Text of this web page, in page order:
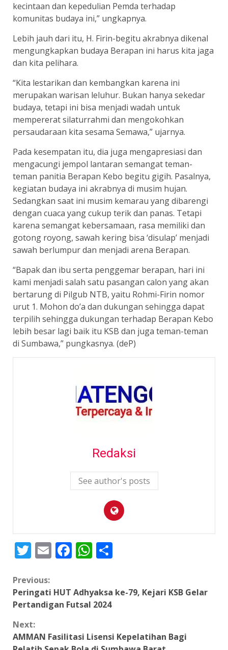
kecintaan dan kepedulian Pemda terhadap
komunitas budaya ini,” ungkapnya.
Lebih jauh dari itu, H. Firin-begitu akrabnya dikenal
mengungkapkan budaya Berapan ini harus kita jaga
dan kita pelihara.
“Kita lestarikan dan kembangkan karena ini
merupakan warisan leluhur. Bukan hanya sekedar
budaya, tetapi ini bisa menjadi wadah untuk
mempererat silaturrahmi dan mengokohkan
persaudaraan kita sesama Semawa,” ujarnya.
Pada kesempatan itu, dia juga mengapresiasi dan
mengacungi jempol lantaran semangat teman-
teman panitia Berapan Kebo begitu gigih. Pasalnya,
kegiatan budaya ini akrabnya di musim hujan.
Sedangkan saat ini musim kemarau yang dibarengi
dengan cuaca yang cukup terik dan panas. Tetapi
karena semangat kebersamaan, rasa memiliki dan
gotong royong, sawah kering bisa ‘disulap’ menjadi
sawah berlumpur dan menjadi arena Berapan.
“Bapak dan ibu serta penggemar berapan, hari ini
kami menjadi salah satu pasangan calon yang akan
bertarung di Pilgub NTB, yaitu Rohmi-Firin nomor
urut 1. Mohon do’a dan dukungan sehingga dapat
terpilih sehingga dukungan terhadap Berapan Kebo
lebih besar lagi baik itu KSB dan juga teman-teman
di Sumbawa,” pungkasnya. (deP)
Redaksi
See author's posts
Twitter
EmailFacebook
WhatsApp
Continue
Reading
Previous:
Peringati HUT Adhyaksa ke-79, Kejari KSB Gelar
Pertandigan Futsal 2024
Next:
AMMAN Fasilitasi Lisensi Kepelatihan Bagi